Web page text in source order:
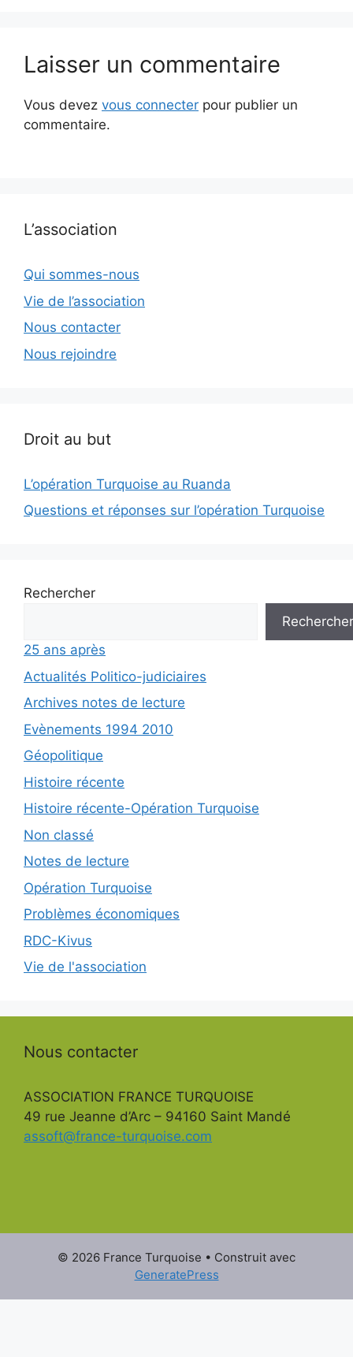
Laisser un commentaire
Vous devez vous connecter pour publier un
commentaire.
L’association
Qui sommes-nous
Vie de l’association
Nous contacter
Nous rejoindre
Droit au but
L’opération Turquoise au Ruanda
Questions et réponses sur l’opération Turquoise
Rechercher
Rechercher
25 ans après
Actualités Politico-judiciaires
Archives notes de lecture
Evènements 1994 2010
Géopolitique
Histoire récente
Histoire récente-Opération Turquoise
Non classé
Notes de lecture
Opération Turquoise
Problèmes économiques
RDC-Kivus
Vie de l'association
Nous contacter
ASSOCIATION FRANCE TURQUOISE
49 rue Jeanne d’Arc – 94160 Saint Mandé
assoft@france-turquoise.com
© 2026 France Turquoise • Construit avec
GeneratePress